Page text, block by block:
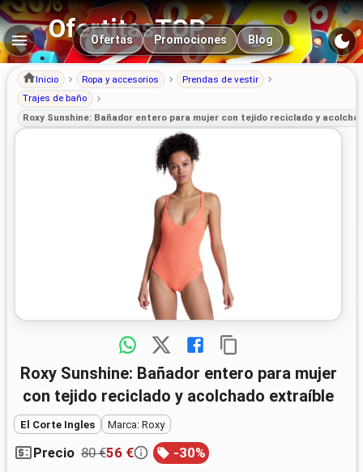
OfertitasTOP
Navegación principal
Ofertas Promociones Blog
Inicio Ropa y accesorios
Prendas de vestir
Trajes de baño
Roxy Sunshine: Bañador entero para mujer con tejido reciclado y
Roxy Sunshine: Bañador entero para mujer
con tejido reciclado y acolchado extraíble
El Corte Ingles Marca: Roxy
Precio 80 €56 € -30%